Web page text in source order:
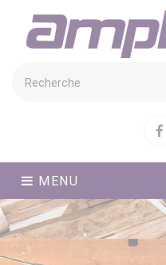
MENU
Cookies management panel